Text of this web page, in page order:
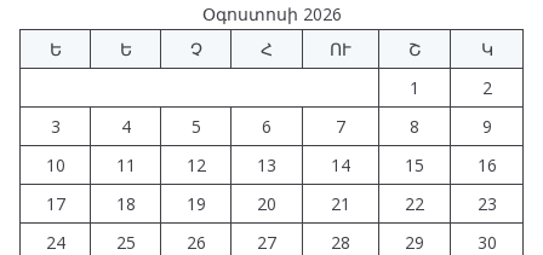
Օգոստոսի 2026
Ե
Ե Չ Հ ՈՒ Շ
Կ
1
2
3
4 5 6 7 8
9
10
11 12 13 14 15
16
17
18 19 20 21 22
23
24
25 26 27 28 29
30